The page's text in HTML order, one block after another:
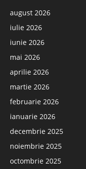
august 2026
iulie 2026
iunie 2026
mai 2026
aprilie 2026
martie 2026
februarie 2026
ianuarie 2026
decembrie 2025
noiembrie 2025
octombrie 2025